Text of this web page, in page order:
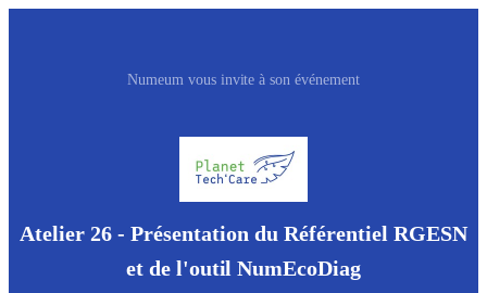
Numeum vous invite à son événement
Atelier 26 - Présentation du Référentiel RGESN
et de l'outil NumEcoDiag